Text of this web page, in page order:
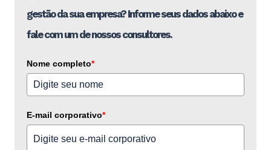
gestão da sua empresa? Informe seus dados abaixo e
fale com um de nossos consultores.
Nome completo*
E-mail corporativo*